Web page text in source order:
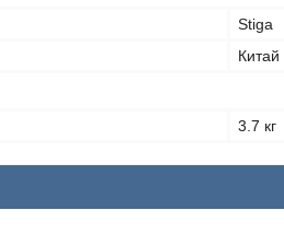
Stiga
Китай
3.7 кг